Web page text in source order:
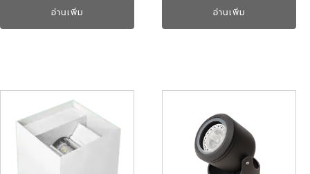
อ่านเพิ่ม อ่านเพิ่ม